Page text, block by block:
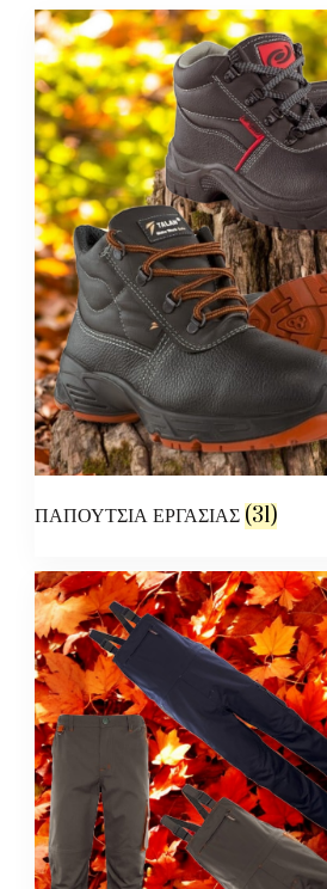
ΠΑΠΟΥΤΣΙΑ ΕΡΓΑΣΙΑΣ (31)